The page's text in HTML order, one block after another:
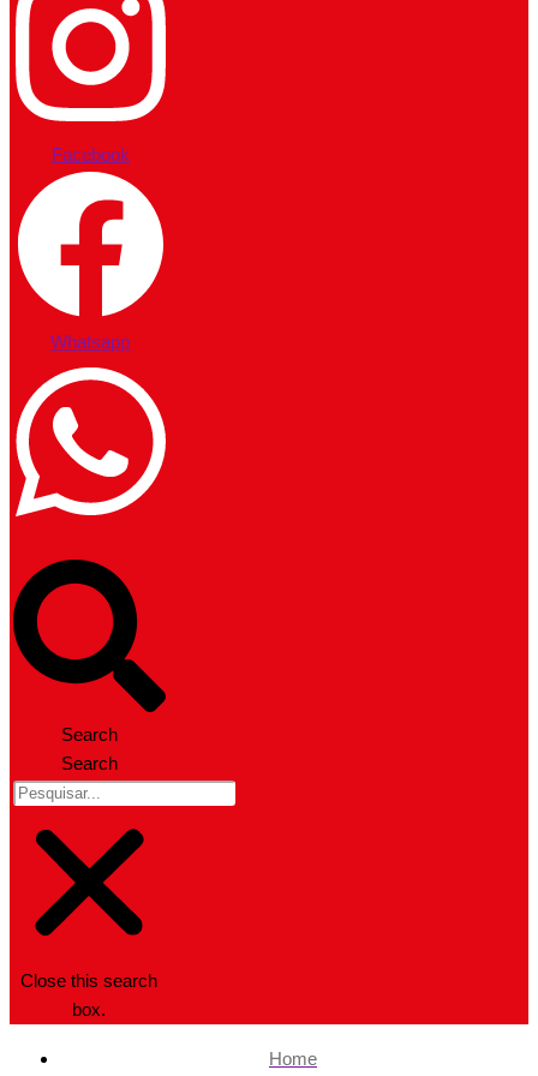
Facebook
Whatsapp
Search
Search
Close this search
box.
Home